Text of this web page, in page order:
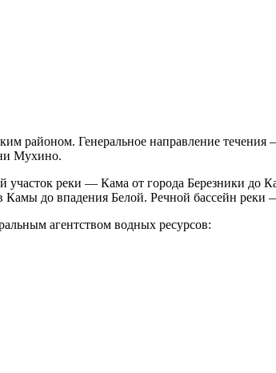
районом. Генеральное направление течения
Мухино.
реки — Кама от города Березники до
Камы до впадения Белой. Речной бассейн реки
агентством водных ресурсов: